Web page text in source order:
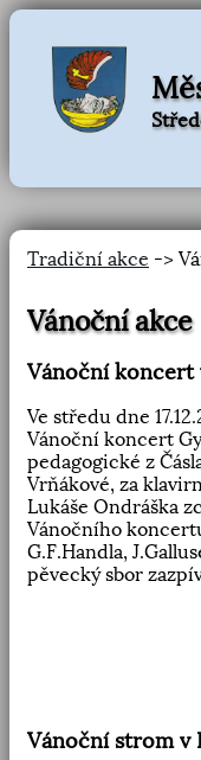
Tradiční akce ->
Vánoční akce
Vánoční koncert
Ve středu dne
Vánoční koncert
pedagogické z
Vrňákové, za
Lukáše Ondráška
Vánočního
G.F.Handla,
pěvecký sbor
Vánoční strom v